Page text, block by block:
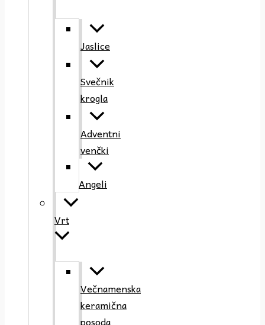
Jaslice
Svečnik
krogla
Adventni
venčki
Angeli
Vrt
Večnamenska
keramična
posoda